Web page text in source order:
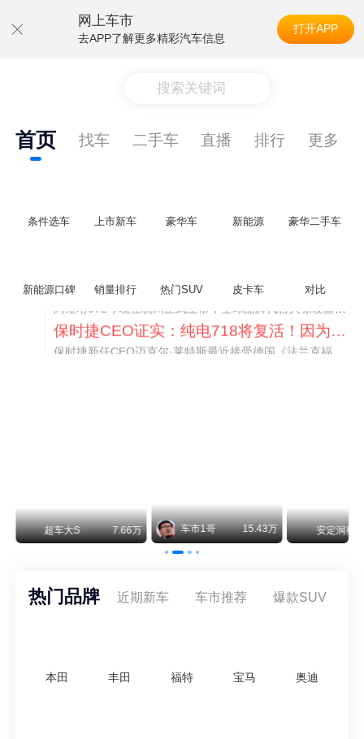
网上车市
去APP了解更多精彩汽车信息
打开APP
搜索关键词
首页 找车 二手车 直播 排行 更多
条件选车 上市新车 豪华车 新能源 豪华二手车
新能源口碑 销量排行 热门SUV 皮卡车 对比
阿维塔07L限时权益价21.99万起，张凌赫成首位车主
车市1哥 15.43万 安定洞察 8.07万 智电出行
热门品牌 近期新车 车市推荐 爆款SUV
本田 丰田 福特 宝马 奥迪